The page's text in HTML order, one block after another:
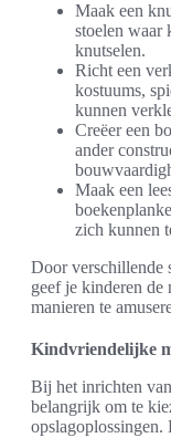
Maak een
stoelen waar
knutselen.
Richt een
kostuums,
kunnen
Creëer een
ander
Maak een
zich kunnen
Door verschillende
geef je kinderen
manieren te
Kindvriendelijke
Bij het inrichten
belangrijk om te
opslagoplossingen.